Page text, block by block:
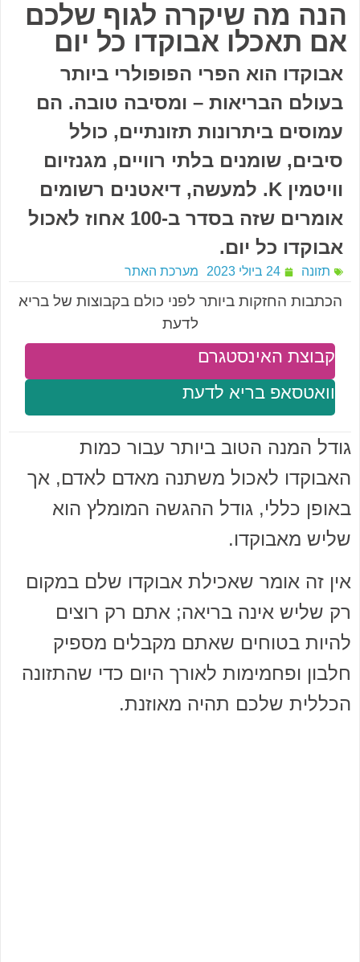
הנה מה שיקרה לגוף שלכם
אם תאכלו אבוקדו כל יום
אבוקדו הוא הפרי הפופולרי ביותר
בעולם הבריאות – ומסיבה טובה. הם
עמוסים ביתרונות תזונתיים, כולל
סיבים, שומנים בלתי רוויים, מגנזיום
וויטמין K. למעשה, דיאטנים רשומים
אומרים שזה בסדר ב-100 אחוז לאכול
אבוקדו כל יום.
תזונה 24 ביולי 2023 מערכת האתר
הכתבות החזקות ביותר לפני כולם בקבוצות של בריא
לדעת
וואטסאפ בריא לדעת
קבוצת האינסטגרם
גודל המנה הטוב ביותר עבור כמות
האבוקדו לאכול משתנה מאדם לאדם, אך
באופן כללי, גודל ההגשה המומלץ הוא
שליש מאבוקדו.
אין זה אומר שאכילת אבוקדו שלם במקום
רק שליש אינה בריאה; אתם רק רוצים
להיות בטוחים שאתם מקבלים מספיק
חלבון ופחמימות לאורך היום כדי שהתזונה
הכללית שלכם תהיה מאוזנת.